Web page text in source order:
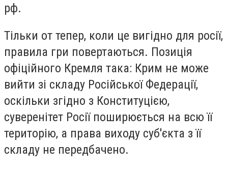
рф.
Тільки от тепер, коли це вигідно для росії,
правила гри повертаються. Позиція
офіційного Кремля така: Крим не може
вийти зі складу Російської Федерації,
оскільки згідно з Конституцією,
суверенітет Росії поширюється на всю її
територію, а права виходу суб'єкта з її
складу не передбачено.